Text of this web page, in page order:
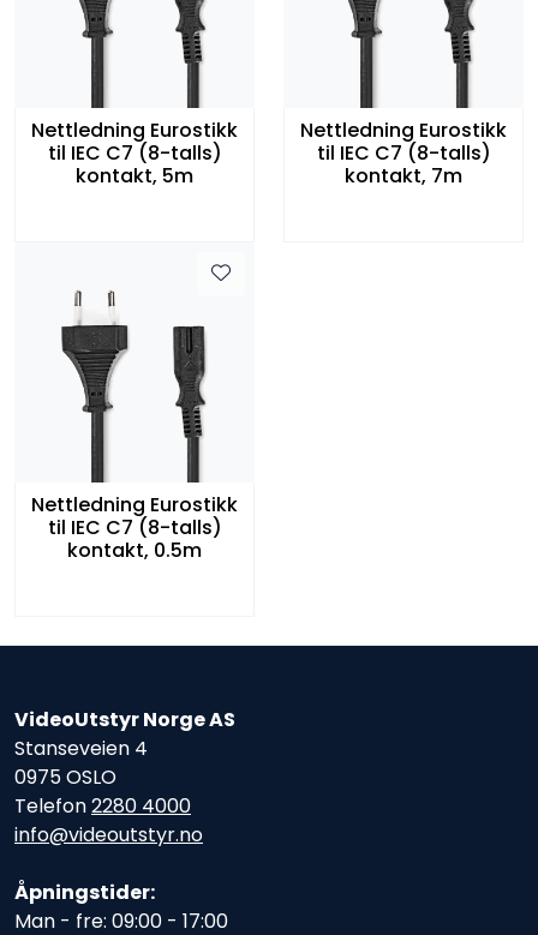
Nettledning Eurostikk
til IEC C7 (8-talls)
kontakt, 5m
Nettledning Eurostikk
til IEC C7 (8-talls)
kontakt, 7m
Nettledning Eurostikk
til IEC C7 (8-talls)
kontakt, 0.5m
VideoUtstyr Norge AS
Stanseveien 4
0975 OSLO
Telefon2280 4000
info@videoutstyr.no
Åpningstider:
Man - fre: 09:00 - 17:00